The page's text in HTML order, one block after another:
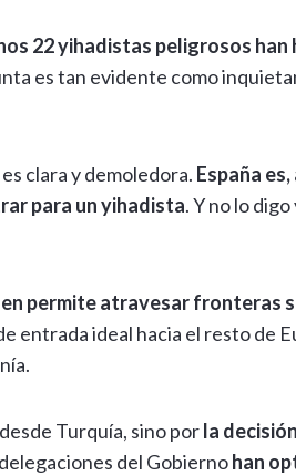
22 yihadistas peligrosos han
es tan evidente como
clara y demoledora. España
para un yihadista. Y no lo
permite atravesar fronteras
entrada ideal hacia el resto de
Turquía, sino porla
del Gobiernohan